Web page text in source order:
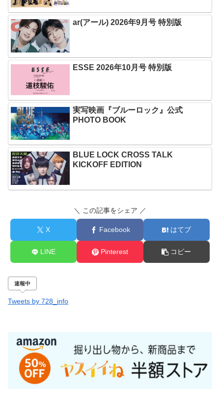
ar(アール) 2026年9月号 特別版
ESSE 2026年10月号 特別版
実写映画『ブルーロック』公式
PHOTO BOOK
BLUE LOCK CROSS TALK
KICKOFF EDITION
＼ この記事をシェア ／
X Facebook はてブ
LINE Pinterest コピー
速報中
Tweets by 728_info